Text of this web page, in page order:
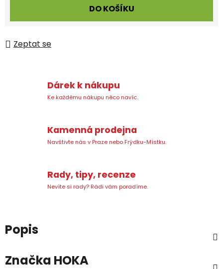
DO KOŠÍKU
Zeptat se
Dárek k nákupu
Ke každému nákupu něco navíc.
Kamenná prodejna
Navštivte nás v Praze nebo Frýdku-Místku.
Rady, tipy, recenze
Nevíte si rady? Rádi vám poradíme.
Popis
Značka HOKA